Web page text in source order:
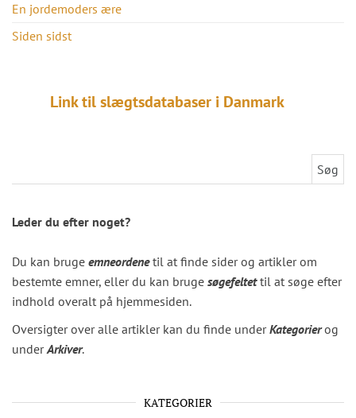
En jordemoders ære
Siden sidst
Link til slægtsdatabaser i Danmark
Leder du efter noget?
Du kan bruge emneordenetil at finde sider og artikler om
bestemte emner, eller du kan bruge søgefeltettil at søge efter
indhold overalt på hjemmesiden.
Oversigter over alle artikler kan du finde underKategorierog
underArkiver.
KATEGORIER